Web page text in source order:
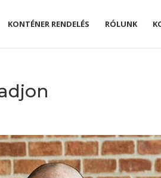
KONTÉNER RENDELÉS RÓLUNK